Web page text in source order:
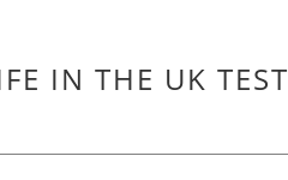
IN THE UK TEST